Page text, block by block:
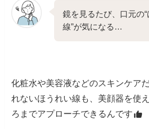
鏡を見るたび、口元の
線”が気になる…
化粧水や美容液などのスキンケア
れないほうれい線も、美顔器を使
ろまでアプローチできるんです